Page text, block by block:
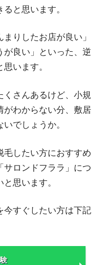
と思います。
りしたお店が良い」
が良い」といった、逆
います。
くさんあるけど、小規
がわからない分、敷居
でしょうか。
毛したい方におすすめ
サロンドフララ」につ
思います。
今すぐしたい方は下記